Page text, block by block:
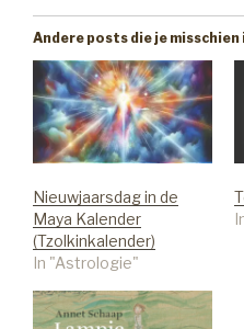
Andere posts die je
Nieuwjaarsdag in de
Maya Kalender
(Tzolkinkalender)
In "Astrologie"